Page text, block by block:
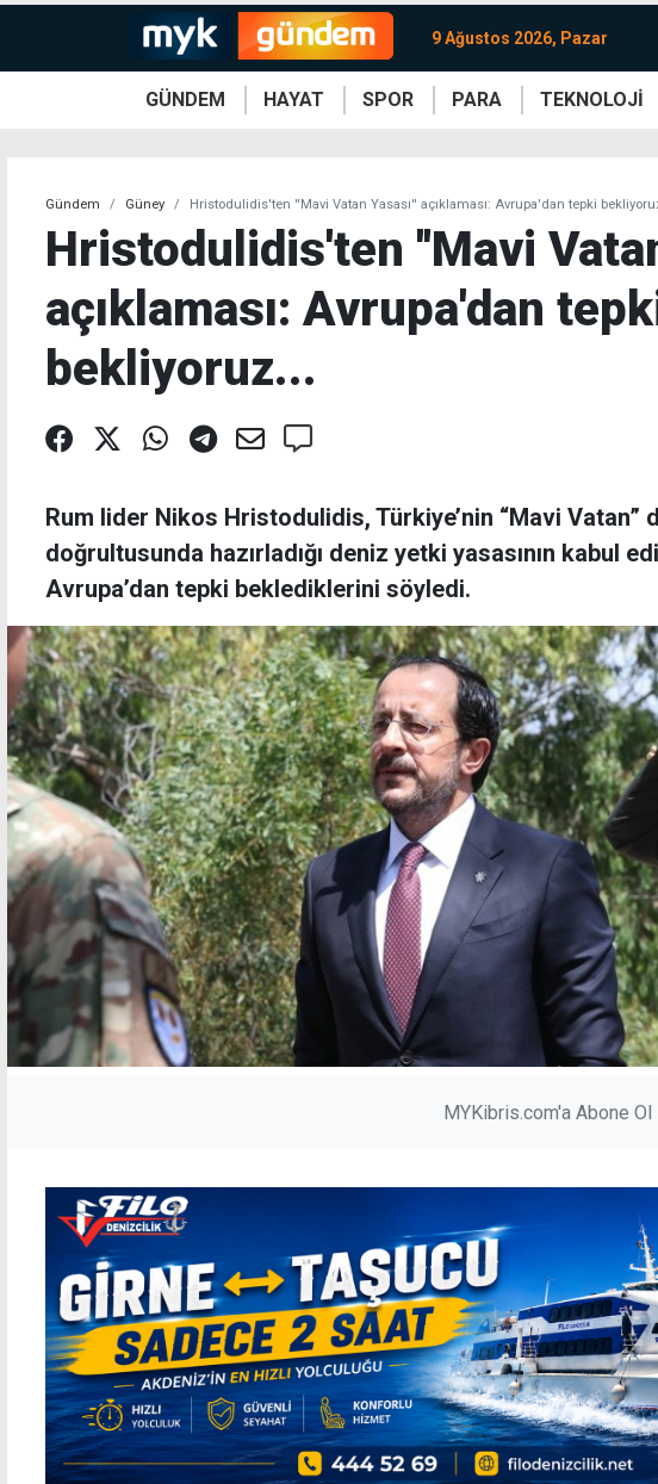
9 Ağustos 2026, Pazar
GÜNDEM HAYAT SPOR PARA TEKNOLOJİ
Gündem Güney Hristodulidis'ten ''Mavi Vatan Yasası'' açıklaması: Avrupa'dan tepki
Hristodulidis'ten ''Mavi
açıklaması: Avrupa'dan
bekliyoruz...
Rum lider Nikos Hristodulidis, Türkiye’nin “Mavi Vatan”
doğrultusunda hazırladığı deniz yetki yasasının kabul
Avrupa’dan tepki beklediklerini söyledi.
MYKibris.com'a Abone Ol